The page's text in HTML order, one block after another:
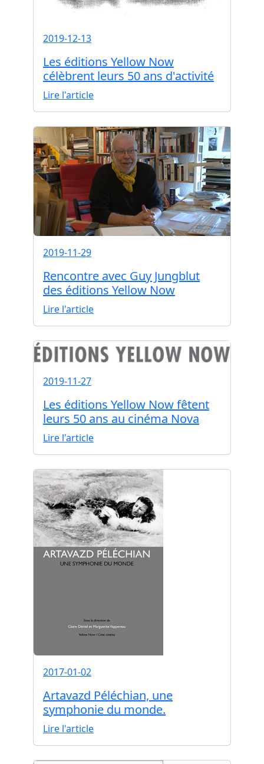
2019-12-13
Les éditions Yellow Now
célèbrent leurs 50 ans d'activité
Lire l'article
2019-11-29
Rencontre avec Guy Jungblut
des éditions Yellow Now
Lire l'article
2019-11-27
Les éditions Yellow Now fêtent
leurs 50 ans au cinéma Nova
Lire l'article
2017-01-02
Artavazd Péléchian, une
symphonie du monde.
Lire l'article